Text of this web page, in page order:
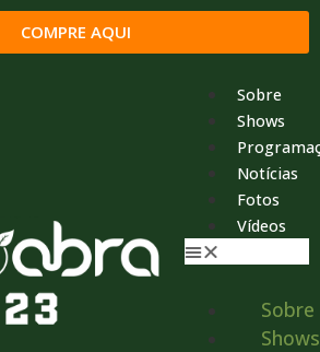
Sobre
Shows
Notícias
Fotos
Vídeos
Sobre
Shows
COMPRE AQUI